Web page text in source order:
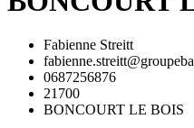
Fabienne Streitt
0687256876
21700
BONCOURT LE BOIS